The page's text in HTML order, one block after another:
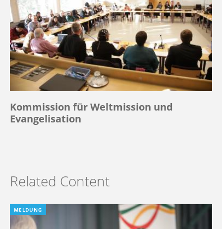
Kommission für Weltmission und
Evangelisation
Related Content
MELDUNG